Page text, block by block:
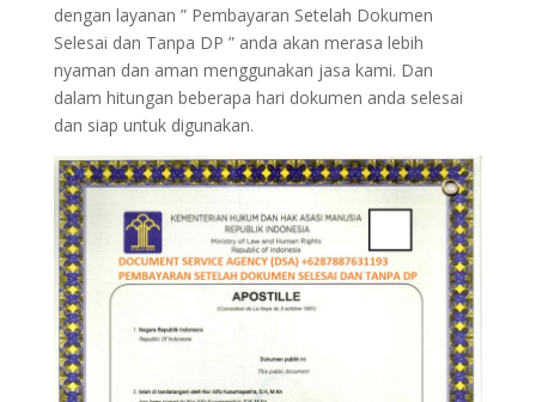
dengan layanan ” Pembayaran Setelah Dokumen
Selesai dan Tanpa DP ” anda akan merasa lebih
nyaman dan aman menggunakan jasa kami. Dan
dalam hitungan beberapa hari dokumen anda selesai
dan siap untuk digunakan.